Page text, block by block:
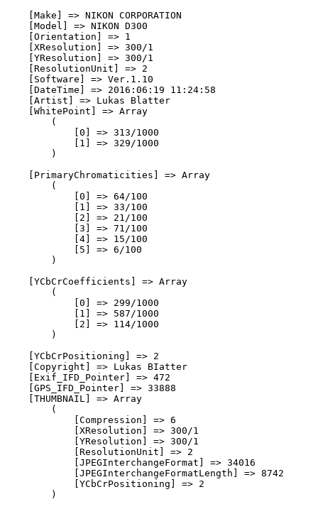
    [Make] => NIKON CORPORATION
    [Model] => NIKON D300
    [Orientation] => 1
    [XResolution] => 300/1
    [YResolution] => 300/1
    [ResolutionUnit] => 2
    [Software] => Ver.1.10
    [DateTime] => 2016:06:19 11:24:58
    [Artist] => Lukas Blatter
    [WhitePoint] => Array
        (
            [0] => 313/1000
            [1] => 329/1000
        )
    [PrimaryChromaticities] => Array
        (
            [0] => 64/100
            [1] => 33/100
            [2] => 21/100
            [3] => 71/100
            [4] => 15/100
            [5] => 6/100
        )
    [YCbCrCoefficients] => Array
        (
            [0] => 299/1000
            [1] => 587/1000
            [2] => 114/1000
        )
    [YCbCrPositioning] => 2
[Copyright] =>
    [Exif_IFD_Pointer] => 472
    [GPS_IFD_Pointer] => 33888
    [THUMBNAIL] => Array
        (
            [Compression] => 6
            [XResolution] => 300/1
            [YResolution] => 300/1
            [ResolutionUnit] => 2
            [JPEGInterchangeFormat] => 34016
            [JPEGInterchangeFormatLength] => 8742
            [YCbCrPositioning] => 2
        )